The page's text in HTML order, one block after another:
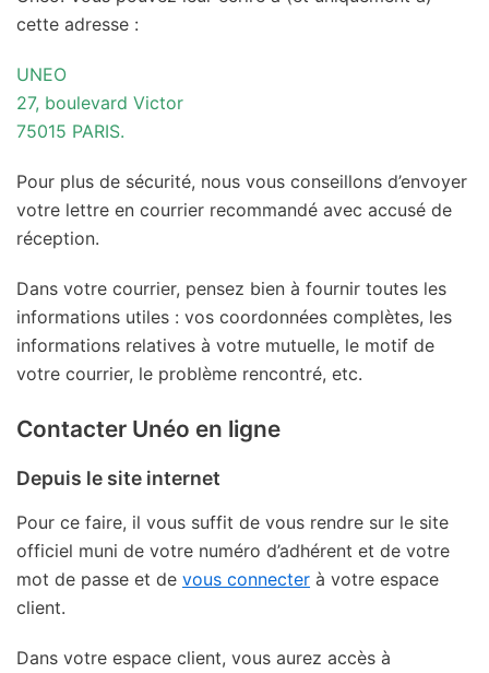
cette adresse :
UNEO
27, boulevard Victor
75015 PARIS.
Pour plus de sécurité, nous vous conseillons d’envoyer
votre lettre en courrier recommandé avec accusé de
réception.
Dans votre courrier, pensez bien à fournir toutes les
informations utiles : vos coordonnées complètes, les
informations relatives à votre mutuelle, le motif de
votre courrier, le problème rencontré, etc.
Contacter Unéo en ligne
Depuis le site internet
Pour ce faire, il vous suffit de vous rendre sur le site
officiel muni de votre numéro d’adhérent et de votre
mot de passe et de vous connecter à votre espace
client.
Dans votre espace client, vous aurez accès à